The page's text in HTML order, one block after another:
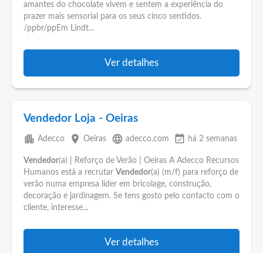
amantes do chocolate vivem e sentem a experiência do
prazer mais sensorial para os seus cinco sentidos.
/ppbr/ppEm Lindt...
Ver detalhes
Vendedor Loja - Oeiras
apartment Adecco place Oeiras language adecco.com event_available há 2 semanas
Vendedor(a) | Reforço de Verão | Oeiras A Adecco Recursos
Humanos está a recrutar Vendedor(a) (m/f) para reforço de
verão numa empresa líder em bricolage, construção,
decoração e jardinagem. Se tens gosto pelo contacto com o
cliente, interesse...
Ver detalhes